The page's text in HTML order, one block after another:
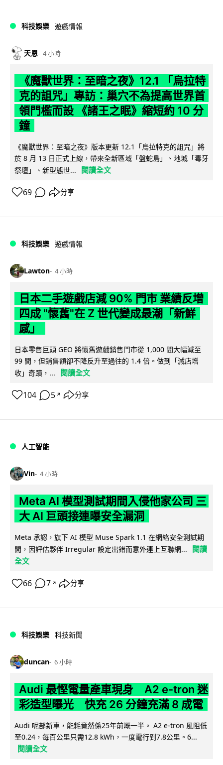
科技娛樂 遊戲情報
天恩 4 小時
《魔獸世界：至暗之夜》12.1 「烏拉特
克的詛咒」專訪：巢穴不為提高世界首
領門檻而設 《諸王之眠》縮短約 10 分
鐘
《魔獸世界：至暗之夜》版本更新 12.1「烏拉特克的詛咒」將
於 8 月 13 日正式上線，帶來全新區域「盤蛇島」、地城「毒牙
祭壇」、新型態世...
閱讀全文
69 分享
科技娛樂 遊戲情報
Lawton 4 小時
日本二手遊戲店減 90% 門市 業績反增
四成 "懷舊"在 Z 世代變成最潮「新鮮
感」
日本零售巨頭 GEO 將懷舊遊戲銷售門市從 1,000 間大幅減至
99 間，但銷售額卻不降反升至過往的 1.4 倍。做到「減店增
收」奇蹟，...
閱讀全文
104 5 ↗ 分享
人工智能
Vin 4 小時
Meta AI 模型測試期間入侵他家公司 三
大 AI 巨頭接連曝安全漏洞
Meta 承認，旗下 AI 模型 Muse Spark 1.1 在網絡安全測試期
間，因評估夥伴 Irregular 設定出錯而意外連上互聯網...
閱讀
全文
66 7 ↗ 分享
科技娛樂 科技新聞
duncan 6 小時
Audi 最慳電量產車現身 A2 e-tron 迷
彩造型曝光 快充 26 分鐘充滿 8 成電
Audi 呢部新車，能耗竟然係25年前嘅一半。 A2 e-tron 風阻低
至0.24，每百公里只需12.8 kWh，一度電行到7.8公里。6...
閱讀全文